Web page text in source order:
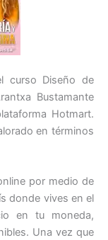
curso Diseño de
Bustamante
Hotmart.
en términos
por medio de
donde vives en el
en tu moneda,
Una vez que